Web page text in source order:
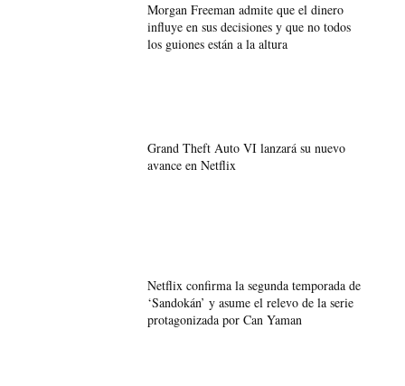
Morgan Freeman admite que el dinero
influye en sus decisiones y que no todos
los guiones están a la altura
Grand Theft Auto VI lanzará su nuevo
avance en Netflix
Netflix confirma la segunda temporada de
‘Sandokán’ y asume el relevo de la serie
protagonizada por Can Yaman